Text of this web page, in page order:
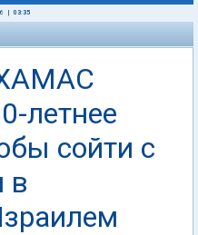
03:35
ХАМАС
летнее
сойти с
в